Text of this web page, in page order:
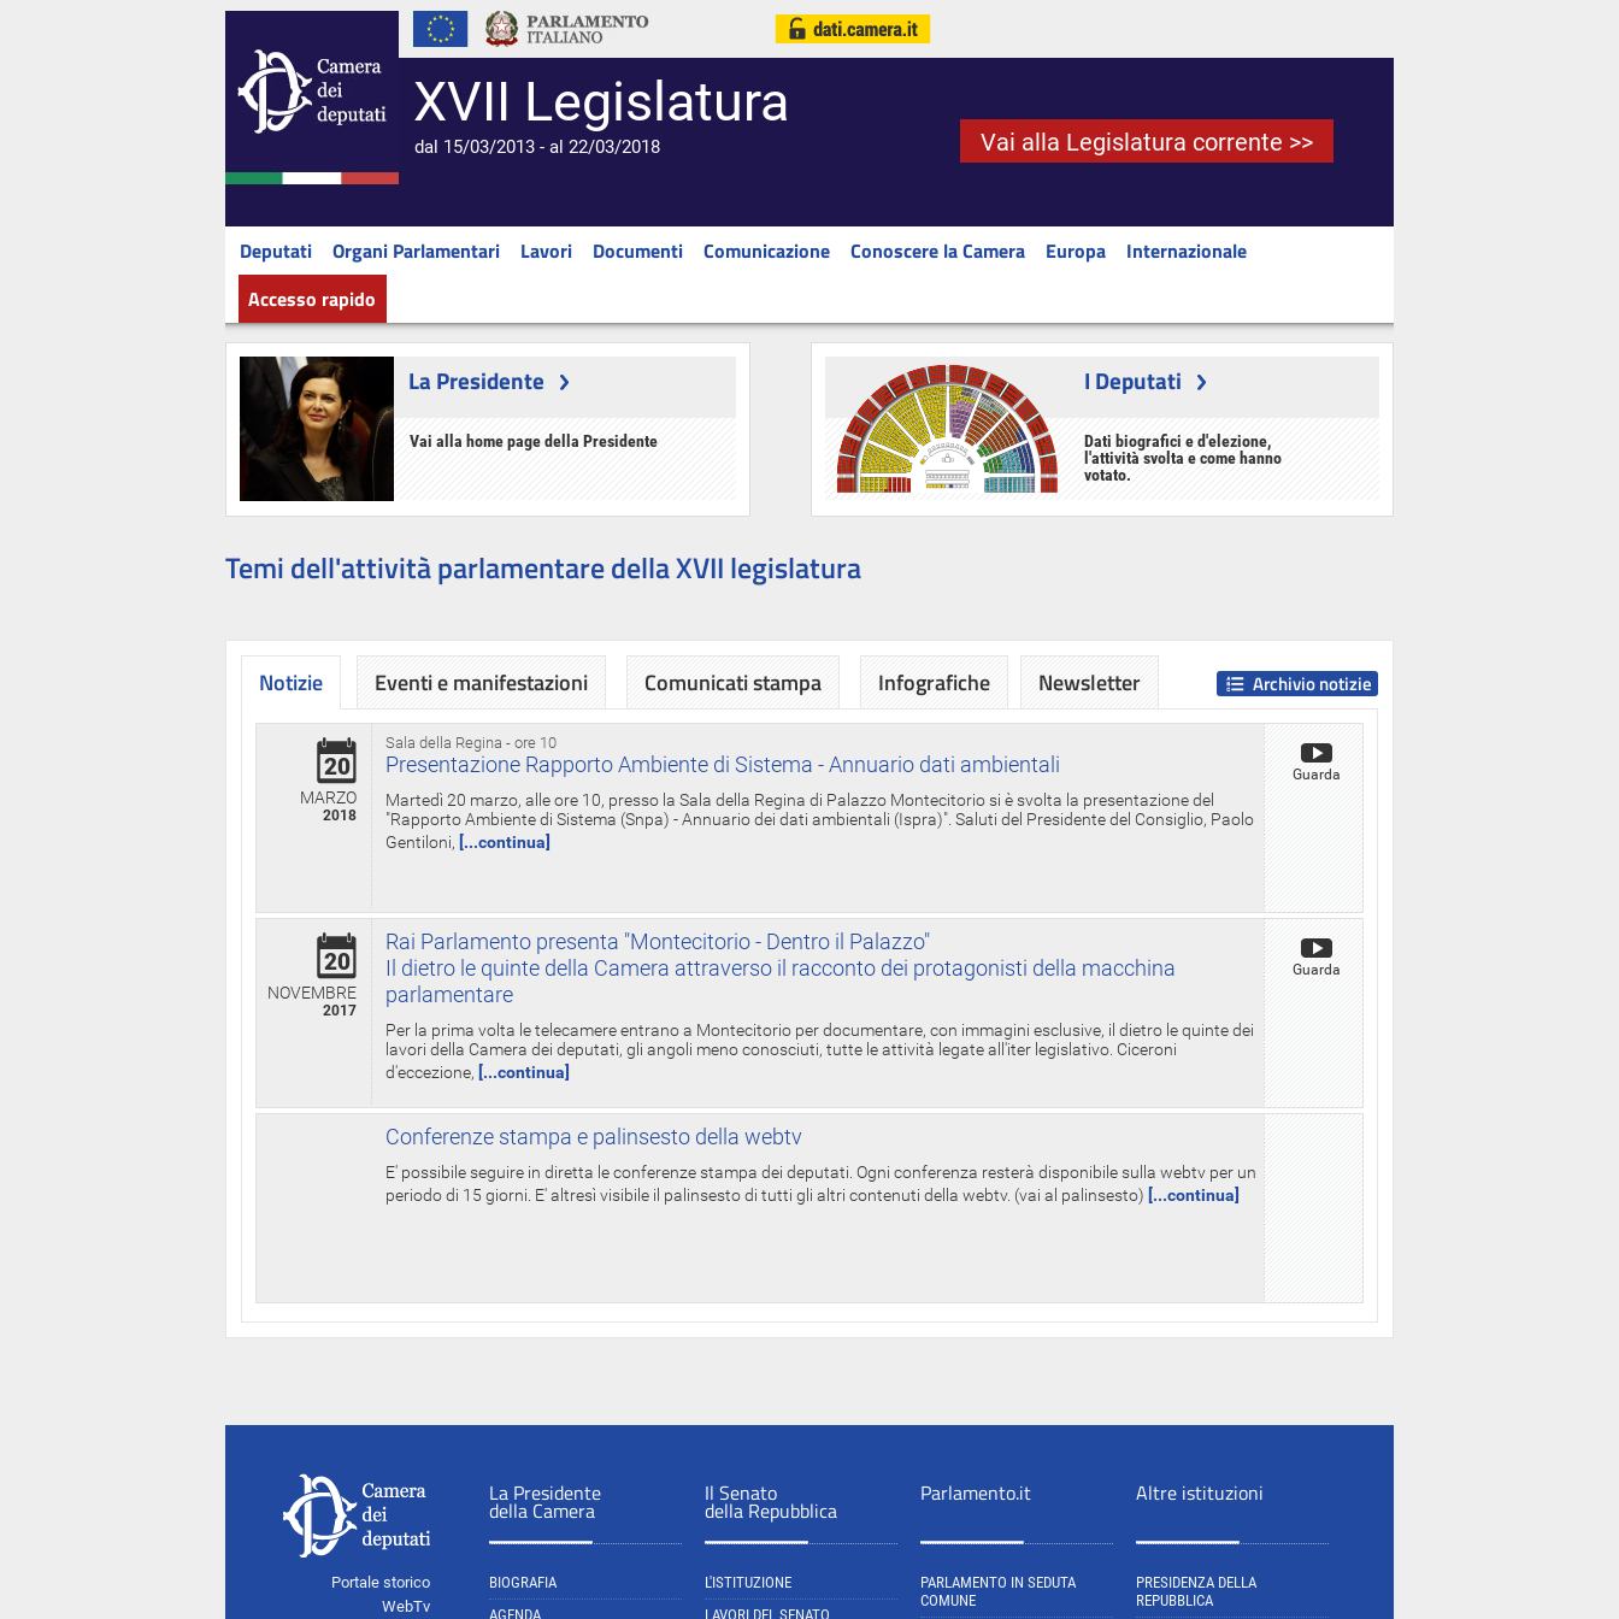
XVII Legislatura
dal 15/03/2013 - al 22/03/2018 Vai alla Legislatura corrente >>
Deputati Organi Parlamentari Lavori Documenti Comunicazione Conoscere la Camera Europa
Internazionale
Accesso rapido
La Presidente
Vai alla home page della Presidente
I Deputati
Dati biografici e d'elezione,
l'attività svolta e come hanno
votato.
Temi dell'attività parlamentare della XVII legislatura
Notizie
Sala della Regina - ore 10
20
MARZO
2018
Presentazione Rapporto Ambiente di Sistema - Annuario dati ambientali
Martedì 20 marzo, alle ore 10, presso la Sala della Regina di Palazzo Montecitorio si è svolta la presentazione del
"Rapporto Ambiente di Sistema (Snpa) - Annuario dei dati ambientali (Ispra)". Saluti del Presidente del Consiglio, Paolo
Gentiloni, [...continua]
Guarda
20
NOVEMBRE
2017
Rai Parlamento presenta "Montecitorio - Dentro il Palazzo"
Il dietro le quinte della Camera attraverso il racconto dei protagonisti della macchina
parlamentare
Per la prima volta le telecamere entrano a Montecitorio per documentare, con immagini esclusive, il dietro le quinte dei
lavori della Camera dei deputati, gli angoli meno conosciuti, tutte le attività legate all'iter legislativo. Ciceroni
d'eccezione, [...continua]
Guarda
Conferenze stampa e palinsesto della webtv
E' possibile seguire in diretta le conferenze stampa dei deputati. Ogni conferenza resterà disponibile sulla webtv per un
periodo di 15 giorni. E' altresì visibile il palinsesto di tutti gli altri contenuti della webtv. (vai al palinsesto) [...continua]
Archivio notizie
Eventi e manifestazioni Comunicati stampa Infografiche Newsletter
Portale storico
WebTv
La Presidente
della Camera
BIOGRAFIA
AGENDA
Il Senato
della Repubblica
L'ISTITUZIONE
LAVORI DEL SENATO
Parlamento.it
PARLAMENTO IN SEDUTA
COMUNE
Altre istituzioni
PRESIDENZA DELLA
REPUBBLICA